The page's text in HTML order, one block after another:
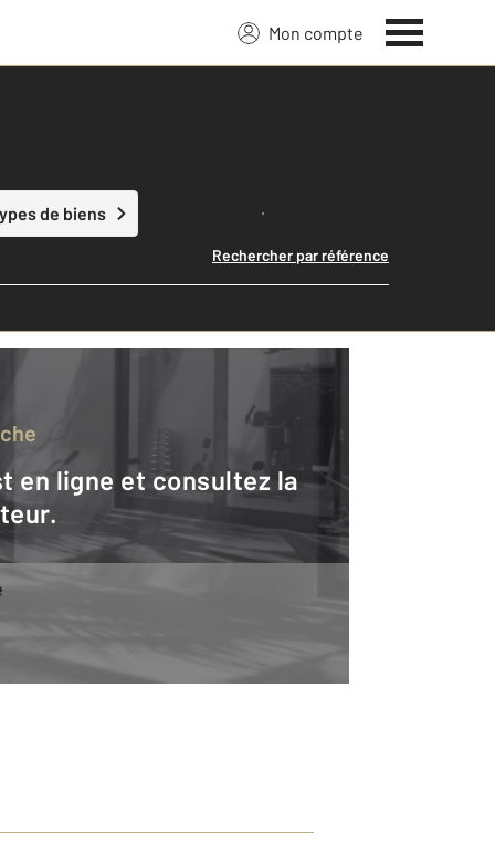
Mon compte
de biens Lancer ma recherche
Rechercher par référence